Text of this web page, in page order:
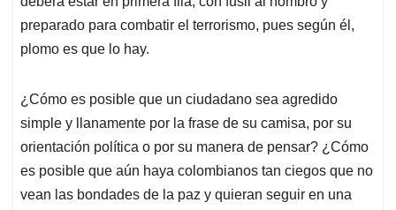
preparado para combatir el terrorismo, pues según él,
plomo es que lo hay.
¿Cómo es posible que un ciudadano sea agredido
simple y llanamente por la frase de su camisa, por su
orientación política o por su manera de pensar? ¿Cómo
es posible que aún haya colombianos tan ciegos que no
vean las bondades de la paz y quieran seguir en una